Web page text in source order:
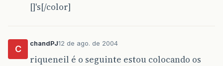
[]'s[/color]
C
chandPJ12 de ago. de 2004
riqueneil é o seguinte estou colocando os